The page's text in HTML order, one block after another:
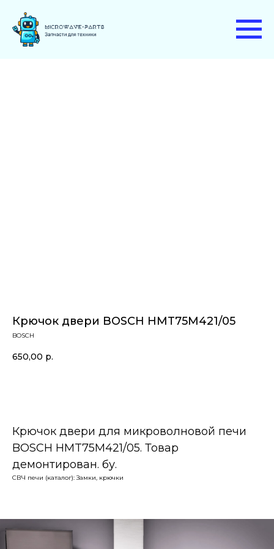
Крючок двери BOSCH HMT75M421/05
BOSCH
650,00 р.
Крючок двери для микроволновой печи
BOSCH HMT75M421/05. Товар
демонтирован. бу.
СВЧ печи (каталог): Замки, крючки